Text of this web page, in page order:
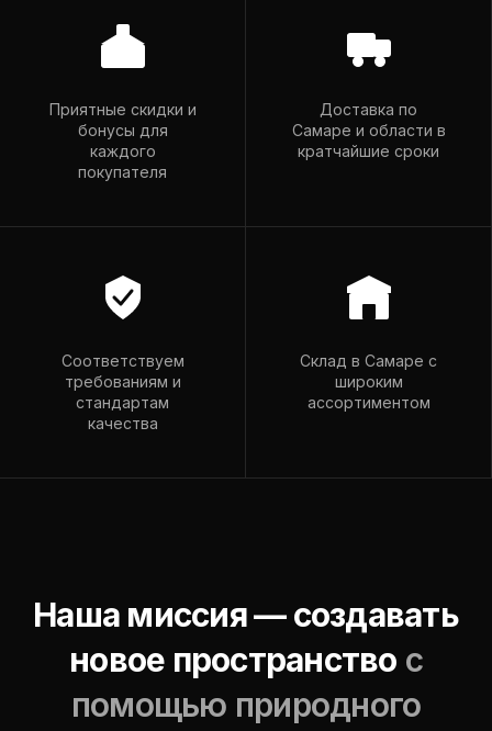
+7 927 265-94-98
romador@mail.ru
Приятные скидки и
бонусы для
каждого
покупателя
Доставка по
Самаре и области в
кратчайшие сроки
Соответствуем
требованиям и
стандартам
качества
Склад в Самаре с
широким
ассортиментом
Наша миссия — создавать
новое пространство с
помощью природного